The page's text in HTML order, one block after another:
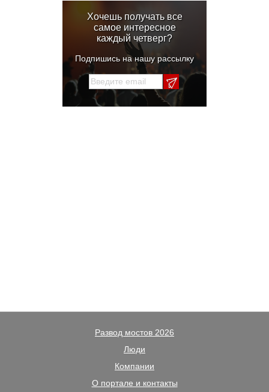
Хочешь получать все
самое интересное
каждый четверг?
Подпишись на нашу рассылку
Развод мостов 2026
Люди
Компании
О портале и контакты